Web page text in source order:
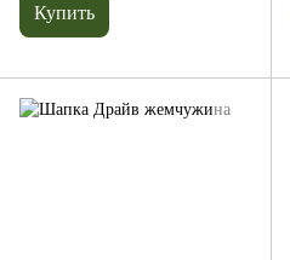
Купить